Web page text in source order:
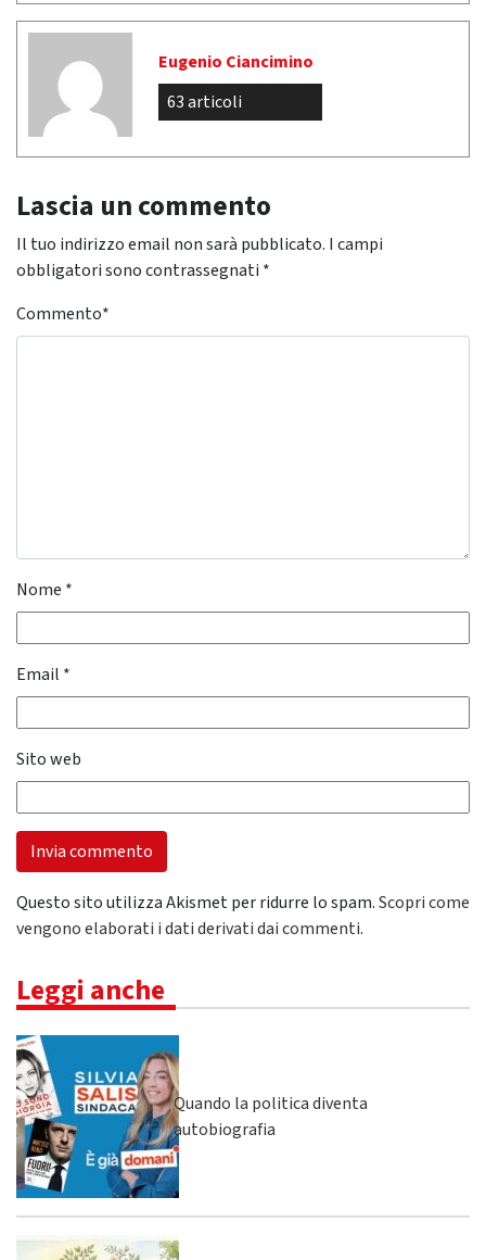
Eugenio Ciancimino
63 articoli
Lascia un commento
Il tuo indirizzo email non sarà pubblicato. I campi
obbligatori sono contrassegnati *
Commento*
Nome *
Email *
Sito web
Questo sito utilizza Akismet per ridurre lo spam.Scopri come
vengono elaborati i dati derivati dai commenti.
Leggi anche
Quando la politica diventa
autobiografia